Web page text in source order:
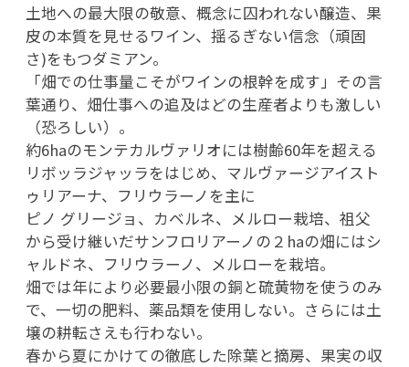
土地への最大限の敬意、概念に囚われない醸造、果
皮の本質を見せるワイン、揺るぎない信念（頑固
さ)をもつダミアン。
「畑での仕事量こそがワインの根幹を成す」その言
葉通り、畑仕事への追及はどの生産者よりも激しい
（恐ろしい）。
約6haのモンテカルヴァリオには樹齢60年を超える
リボッラジャッラをはじめ、マルヴァージアイスト
ゥリアーナ、フリウラーノを主に
ピノ グリージョ、カベルネ、メルロー栽培、祖父
から受け継いだサンフロリアーノの２haの畑にはシ
ャルドネ、フリウラーノ、メルローを栽培。
畑では年により必要最小限の銅と硫黄物を使うのみ
で、一切の肥料、薬品類を使用しない。さらには土
壌の耕転さえも行わない。
春から夏にかけての徹底した除葉と摘房、果実の収